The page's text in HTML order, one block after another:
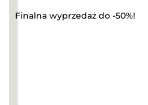
Finalna wyprzedaż do -50%!